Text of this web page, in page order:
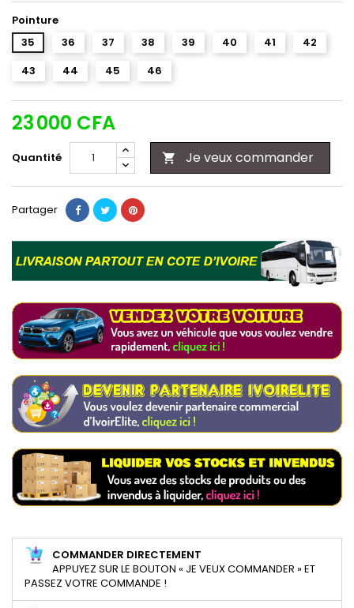
Pointure
35
36 37 38 39 40 41
42
43
44 45 46
23 000 CFA
Quantité  Je veux commander
Partager
COMMANDER DIRECTEMENT
APPUYEZ SUR LE BOUTON « JE VEUX COMMANDER » ET
PASSEZ VOTRE COMMANDE !